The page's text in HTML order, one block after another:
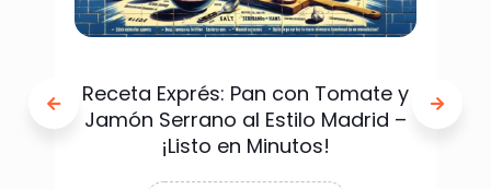
Receta Exprés: Pan con Tomate y
Jamón Serrano al Estilo Madrid –
¡Listo en Minutos!